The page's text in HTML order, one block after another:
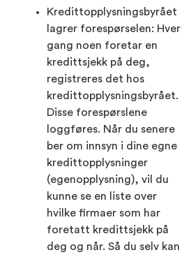
Kredittopplysningsbyrået
lagrer forespørselen: Hver
gang noen foretar en
kredittsjekk på deg,
registreres det hos
kredittopplysningsbyrået.
Disse forespørslene
loggføres. Når du senere
ber om innsyn i dine egne
kredittopplysninger
(egenopplysning), vil du
kunne se en liste over
hvilke firmaer som har
foretatt kredittsjekk på
deg og når. Så du selv kan